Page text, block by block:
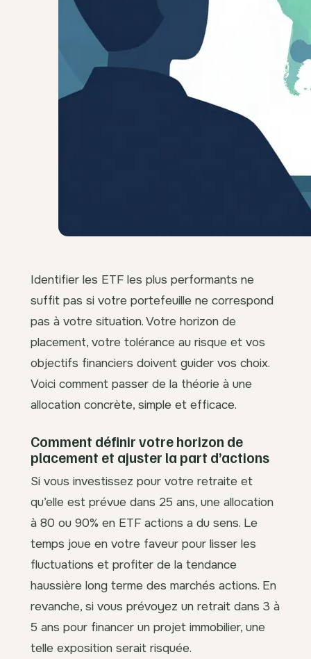
Identifier les ETF les plus performants ne
suffit pas si votre portefeuille ne correspond
pas à votre situation. Votre horizon de
placement, votre tolérance au risque et vos
objectifs financiers doivent guider vos choix.
Voici comment passer de la théorie à une
allocation concrète, simple et efficace.
Comment définir votre horizon de
placement et ajuster la part d’actions
Si vous investissez pour votre retraite et
qu’elle est prévue dans 25 ans, une allocation
à 80 ou 90% en ETF actions a du sens. Le
temps joue en votre faveur pour lisser les
fluctuations et profiter de la tendance
haussière long terme des marchés actions. En
revanche, si vous prévoyez un retrait dans 3 à
5 ans pour financer un projet immobilier, une
telle exposition serait risquée.